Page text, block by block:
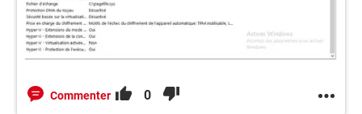
Commenter 0